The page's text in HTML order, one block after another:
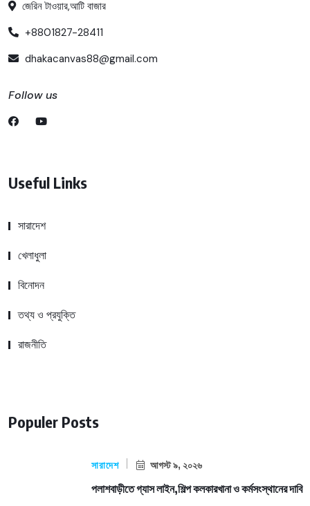
জেরিন টাওয়ার,আটি বাজার
+8801827-28411
dhakacanvas88@gmail.com
Follow us
Useful Links
সারাদেশ
খেলাধুলা
বিনোদন
তথ্য ও প্রযুক্তি
রাজনীতি
Populer Posts
সারাদেশ আগস্ট ৯, ২০২৬
পলাশবাড়ীতে গ্যাস লাইন,শিল্প কলকারখানা ও কর্মসংস্থানের দাবি